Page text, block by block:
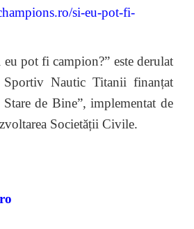
si-eu-pot-fi-
fi campion?” este derulat
Nautic Titanii finanțat
de Bine”, implementat de
Societății Civile.